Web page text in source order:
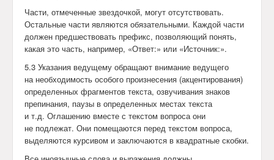
Части, отмеченные звездочкой, могут отсутствовать.
Остальные части являются обязательными. Каждой части
должен предшествовать префикс, позволяющий понять,
какая это часть, например, «Ответ:» или «Источник:».
5.3 Указания ведущему обращают внимание ведущего
на необходимость особого произнесения (акцентирования)
определенных фрагментов текста, озвучивания знаков
препинания, паузы в определенных местах текста
и т.д. Оглашению вместе с текстом вопроса они
не подлежат. Они помещаются перед текстом вопроса,
выделяются курсивом и заключаются в квадратные скобки.